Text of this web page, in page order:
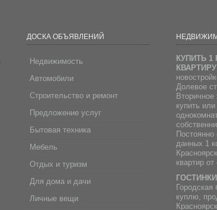
ДОСКА ОБЪЯВЛЕНИЙ
Недвижимость
Автомобили
Строительство и ремонт
Предложение услуг
Бытовая техника
Мебель
Отдых и туризм
Для дома и дачи
Личные вещи
КУПИТЬ
КВАРТИРУ
Долевое
купить
данных 1
квартир от
Городская
куплю,